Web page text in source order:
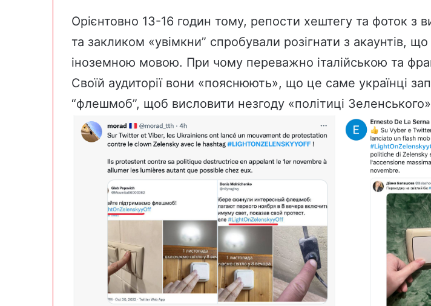
Орієнтовно 13-16 годин тому, репости хештегу та фоток з
та закликом «увімкни” спробували розігнати з акаунтів,
іноземною мовою. При чому переважно італійською та
Своїй аудиторії вони «пояснюють», що це саме українці
“флешмоб”, щоб висловити незгоду «політиці